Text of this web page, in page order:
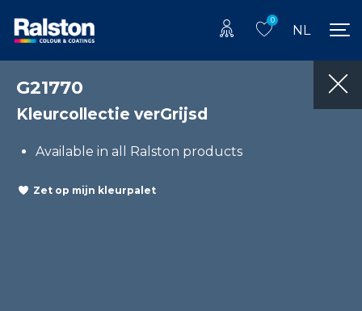
0
NL
G21770
Kleurcollectie verGrijsd
Available in all Ralston products
Zet op mijn kleurpalet